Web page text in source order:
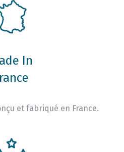
In
et fabriqué en France.